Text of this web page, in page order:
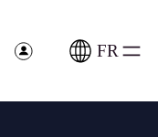
FR